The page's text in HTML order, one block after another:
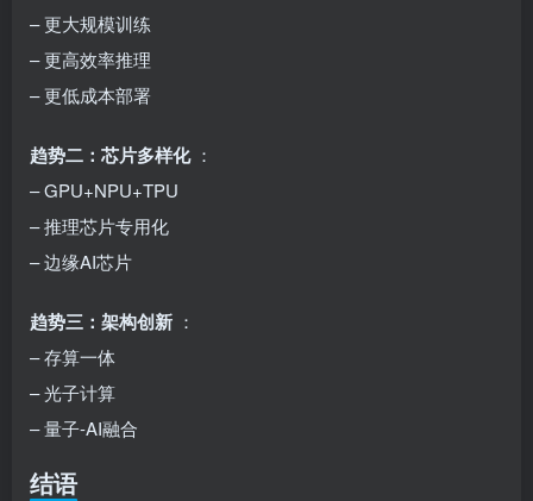
– 更大规模训练
– 更高效率推理
– 更低成本部署
趋势二：芯片多样化 ：
– GPU+NPU+TPU
– 推理芯片专用化
– 边缘AI芯片
趋势三：架构创新 ：
– 存算一体
– 光子计算
– 量子-AI融合
结语